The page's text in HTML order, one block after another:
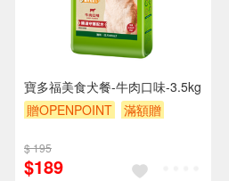
寶多福美食犬餐-牛肉口味-3.5kg
贈OPENPOINT
滿額贈
$ 195
$189